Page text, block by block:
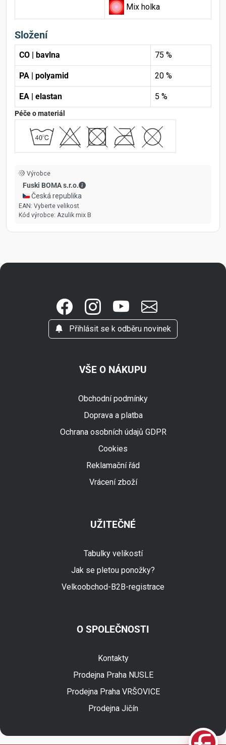
Mix holka
Složení
CO | bavlna 75 %
PA | polyamid 20 %
EA | elastan 5 %
Péče o materiál
Výrobce
Fuski BOMA s.r.o.
Fuski BOMA s.r.o. - Kontaktní údaje
🇨🇿 Česká republika
EAN: Vyberte velikost
Kód výrobce: Azulik mix B
Přihlásit se k odběru novinek
VŠE O NÁKUPU
Obchodní podmínky
Doprava a platba
Ochrana osobních údajů GDPR
Cookies
Reklamační řád
Vrácení zboží
UŽITEČNÉ
Tabulky velikostí
Jak se pletou ponožky?
Velkoobchod-B2B-registrace
O SPOLEČNOSTI
Kontakty
Prodejna Praha NUSLE
Prodejna Praha VRŠOVICE
Prodejna Jičín